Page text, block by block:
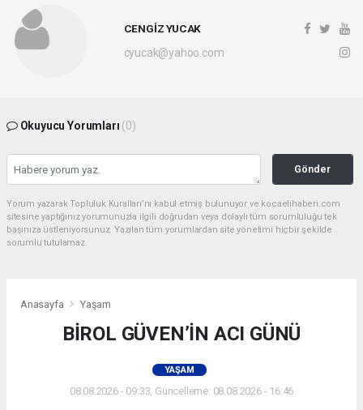
CENGİZ YUCAK
cyucak@yahoo.com
Okuyucu Yorumları (0)
Gönder
Yorum yazarak Topluluk Kuralları’nı kabul etmiş bulunuyor ve kocaelihaberi.com
sitesine yaptığınız yorumunuzla ilgili doğrudan veya dolaylı tüm sorumluluğu tek
başınıza üstleniyorsunuz. Yazılan tüm yorumlardan site yönetimi hiçbir şekilde
sorumlu tutulamaz.
Anasayfa Yaşam
BİROL GÜVEN’İN ACI GÜNÜ
YAŞAM
08.08.2026 - 09:33, Güncelleme: 08.08.2026 - 16:46